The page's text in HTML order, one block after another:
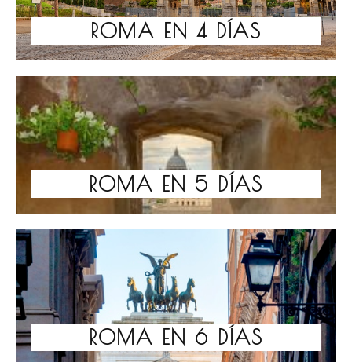
ROMA EN 4 DÍAS
ROMA EN 5 DÍAS
ROMA EN 6 DÍAS